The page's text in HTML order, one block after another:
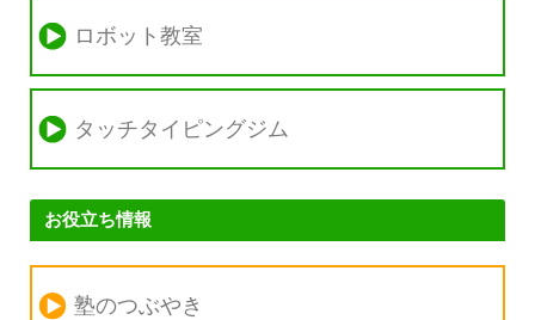
ロボット教室
タッチタイピングジム
お役立ち情報
塾のつぶやき